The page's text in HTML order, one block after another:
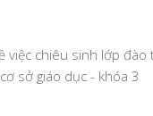
việc chiêu sinh lớp
sở giáo dục - khóa 3